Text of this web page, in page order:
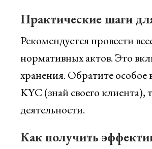
Практические шаги
Рекомендуется провести
нормативных актов. Это
хранения. Обратите
KYC (знай своего клиента),
деятельности.
Как получить